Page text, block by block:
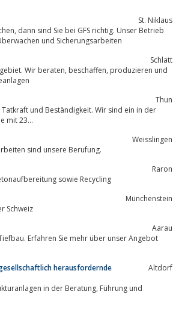
St. Niklaus
auf die Bereiche Bohren, Sprengen, Ankern, Felsräumung, Überwachen und Sicherungsarbeiten
Schlatt
produzieren und
Thun
mit 23…
Weisslingen
Sprengarbeiten sind unsere Berufung.
Raron
Hoch-, Tief- und Spezialtiefbau, Kies- und Betonaufbereitung sowie Recycling
Münchenstein
Schweiz
Aarau
Erfahren Sie mehr über unser Angebot
herausfordernde
Altdorf
in der Beratung, Führung und